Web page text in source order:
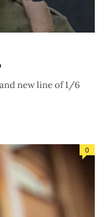
new line of 1/6
0